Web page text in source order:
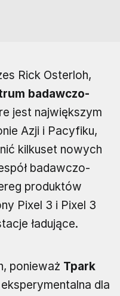
Rick Osterloh,
badawczo-
jest największym
Azji i Pacyfiku,
kilkuset nowych
badawczo-
produktów
Pixel 3 i Pixel 3
ładujące.
ponieważ Tpark
dla